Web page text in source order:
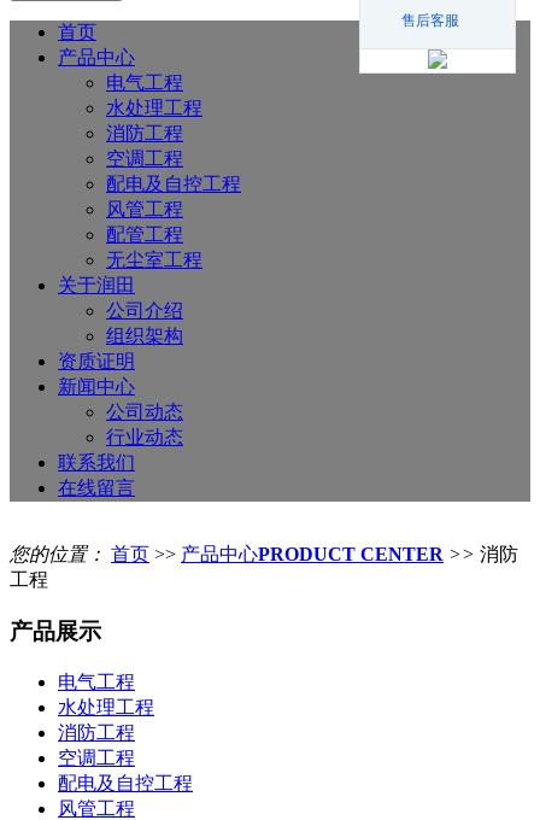
首页
产品中心
电气工程
水处理工程
消防工程
空调工程
配电及自控工程
风管工程
配管工程
无尘室工程
关于润田
公司介绍
组织架构
资质证明
新闻中心
公司动态
行业动态
联系我们
在线留言
您的位置： 首页 >> 产品中心PRODUCT CENTER >> 消防
工程
产品展示
电气工程
水处理工程
消防工程
空调工程
配电及自控工程
风管工程
售后客服